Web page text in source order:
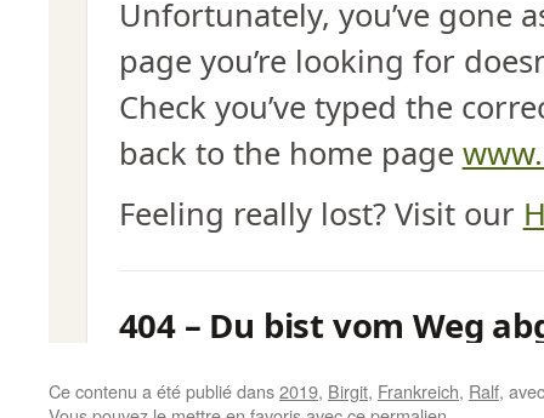
Ce contenu a été publié dans2019, Birgit, Frankreich, Ralf,